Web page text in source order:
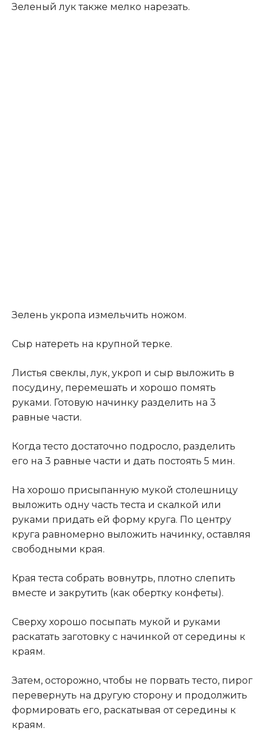
Зеленый лук также мелко нарезать.
Зелень укропа измельчить ножом.
Сыр натереть на крупной терке.
Листья свеклы, лук, укроп и сыр выложить в
посудину, перемешать и хорошо помять
руками. Готовую начинку разделить на 3
равные части.
Когда тесто достаточно подросло, разделить
его на 3 равные части и дать постоять 5 мин.
На хорошо присыпанную мукой столешницу
выложить одну часть теста и скалкой или
руками придать ей форму круга. По центру
круга равномерно выложить начинку, оставляя
свободными края.
Края теста собрать вовнутрь, плотно слепить
вместе и закрутить (как обертку конфеты).
Сверху хорошо посыпать мукой и руками
раскатать заготовку с начинкой от середины к
краям.
Затем, осторожно, чтобы не порвать тесто, пирог
перевернуть на другую сторону и продолжить
формировать его, раскатывая от середины к
краям.